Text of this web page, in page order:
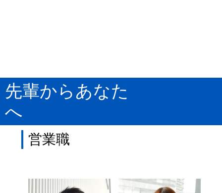
先輩からあなた
へ
営業職